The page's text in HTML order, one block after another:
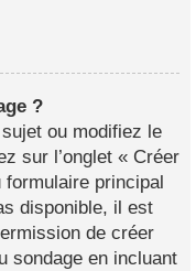
?
ou modifiez le
sur l’onglet « Créer
formulaire principal
disponible, il est
de créer
sondage en incluant